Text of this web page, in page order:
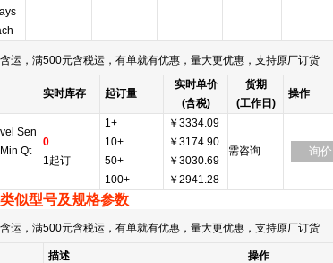
运，满500元含税运，有单就有优惠，量大更优惠，支持原厂订货
实时库存 起订量
实时单价
(含税)
货期
(工作日)
操作
Sen
Qt
0
1起订
1+
10+
50+
100+
￥3334.09
￥3174.90
￥3030.69
￥2941.28
需咨询 询价
似型号及规格参数
运，满500元含税运，有单就有优惠，量大更优惠，支持原厂订货
描述
操作